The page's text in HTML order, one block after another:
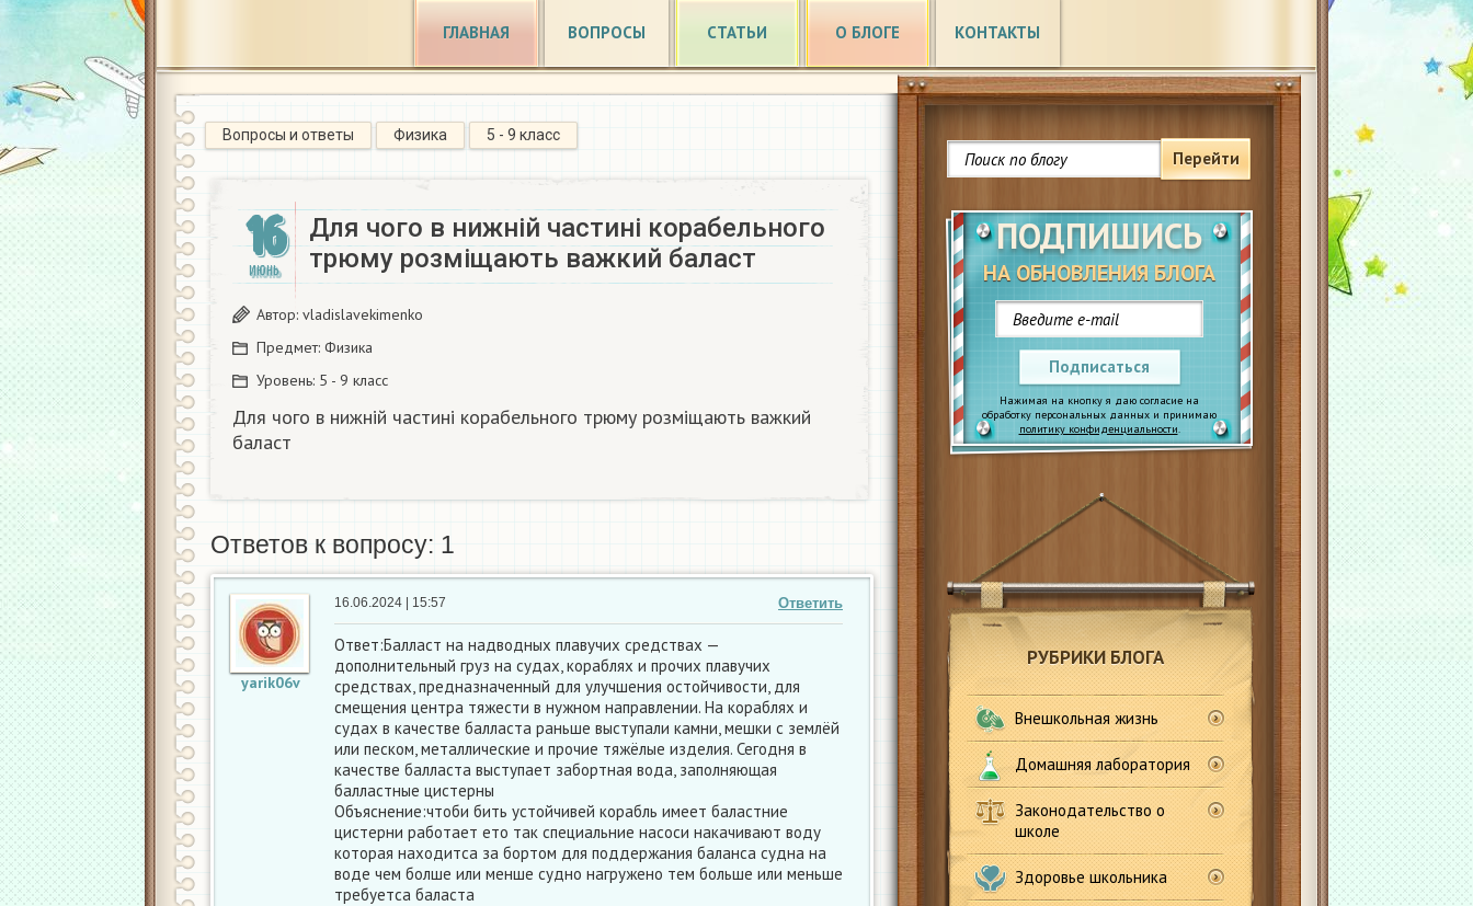
ГЛАВНАЯ ВОПРОСЫ СТАТЬИ О БЛОГЕ КОНТАКТЫ
Перейти
ПОДПИШИСЬ
НА ОБНОВЛЕНИЯ БЛОГА
Подписаться
Нажимая на кнопку я даю согласие на
обработку персональных данных и принимаю
политику конфиденциальности.
РУБРИКИ БЛОГА
Внешкольная жизнь
Домашняя лаборатория
Законодательство о
школе
Здоровье школьника
Вопросы и ответы Физика 5 - 9 класс
16
ИЮНЬ
Для чого в нижній частині корабельного
трюму розміщають важкий баласт
Автор: vladislavekimenko
Предмет: Физика
Уровень: 5 - 9 класс
Для чого в нижній частині корабельного трюму розміщають важкий
баласт
Ответов к вопросу: 1
yarik06v
Ответить
16.06.2024 | 15:57
Ответ:Балласт на надводных плавучих средствах —
дополнительный груз на судах, кораблях и прочих плавучих
средствах, предназначенный для улучшения остойчивости, для
смещения центра тяжести в нужном направлении. На кораблях и
судах в качестве балласта раньше выступали камни, мешки с землёй
или песком, металлические и прочие тяжёлые изделия. Сегодня в
качестве балласта выступает забортная вода, заполняющая
балластные цистерны
Объяснение:чтоби бить устойчивей корабль имеет баластние
цистерни работает ето так специальние насоси накачивают воду
которая находитса за бортом для поддержания баланса судна на
воде чем болше или менше судно нагружено тем больше или меньше
требуетса баласта